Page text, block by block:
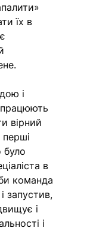
їх в
і
працюють
вірний
було
в
команда
запустив,
і
і